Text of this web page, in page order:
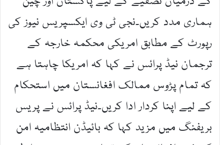
ہماری مدد کریں۔نجی ٹی وی ایکسپریس نیوز کی
رپورٹ کے مطابق امریکی محکمہ خارجہ کے
ترجمان نیڈ پرائس نے کہا کہ امریکا چاہتا ہے
کہ تمام پڑوس ممالک افغانستان میں استحکام
کے لیے اپنا کردار ادا کریں۔نیڈ پرائس نے پریس
بریفنگ میں مزید کہا کہ بائیڈن انتظامیہ امن